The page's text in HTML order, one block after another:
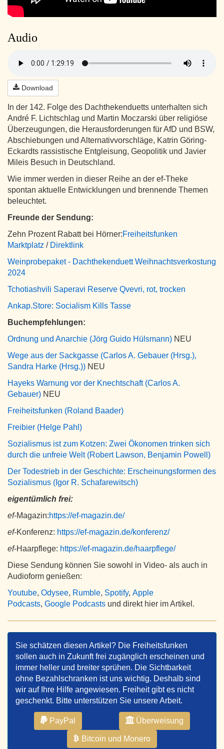
Audio
Download
In der 142. Folge des Dachthekenduetts unterhalten sich
André F. Lichtschlag und Martin Moczarski über religiöse
Überzeugungen, die Herausforderungen für AfD und BSW,
Abschiebungen und Alternativvorschläge, Katrin Göring-
Eckardts rassistische Entgleisung, Geopolitik und Javier
Mileis Besuch in Deutschland.
Wie immer werden in dieser Reihe an der ef-Theke
spontan aktuelle Entwicklungen und brennende Themen
beleuchtet.
Freunde der Sendung:
Zehn Prozent Rabatt bei Hörner:Freiheitsfunken
Marktplatz / Direktlink
Weinprobepaket - Dachthekenduett Weihnachtsverkostung
2024
Tchotiashvili Saperavi Reserve Qvevri, rot, trocken
Ankap.Store: Socialism Kills Tasse
Buchempfehlungen:
Ordnung und Anarchie (Jörg Guido Hülsmann) NEU
Wege aus der Sackgasse (Carlos A. Gebauer (Hrsg.),
Sandra Harke (Hrsg.)) NEU
Hayeks Warnung vor der Knechtschaft (Carlos A.
Gebauer) NEU
Freiheitsfunken (Roland Baader)
Freibier (Helge Pahl)
Sozialismus ist zum Kotzen: Zwei Ökonomen trinken sich
durch die unfreie Welt (Robert Lawson, Benjamin Powell)
Der Todestrieb in der Geschichte: Erscheinungsformen des
Sozialismus (Igor R. Schafarewitsch)
eigentümlich frei:
ef-Magazin:https://ef-magazin.de/
ef-Konferenz: https://ef-magazin.de/konferenz/
ef-Haarpflege: https://ef-magazin.de/haarpflege/
Diese Sendung können Sie sowohl in Video- als auch in
Audioform genießen:
Youtube, Odysee, Rumble, Spotify, Apple
Podcasts, Google Podcasts und direkt hier im Artikel.
Sie schätzen diesen Artikel? Die Freiheitsfunken
sollen auch in Zukunft frei zugänglich erscheinen und
immer heller und breiter sprühen. Die Sichtbarkeit
ohne Bezahlschranken ist uns wichtig. Deshalb sind
wir auf Ihre Hilfe angewiesen. Freiheit gibt es nicht
geschenkt. Bitte unterstützen Sie unsere Arbeit.
PayPal Überweisung
Bitcoin und Monero